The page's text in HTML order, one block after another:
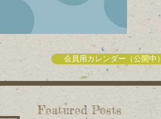
会員用カレンダー（公開中）
Featured Posts